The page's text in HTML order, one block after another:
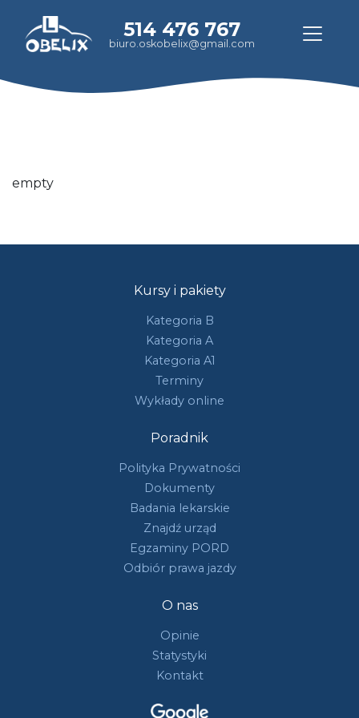
514 476 767
biuro.oskobelix@gmail.com
empty
Kursy i pakiety
Kategoria B
Kategoria A
Kategoria A1
Terminy
Wykłady online
Poradnik
Polityka Prywatności
Dokumenty
Badania lekarskie
Znajdź urząd
Egzaminy PORD
Odbiór prawa jazdy
O nas
Opinie
Statystyki
Kontakt